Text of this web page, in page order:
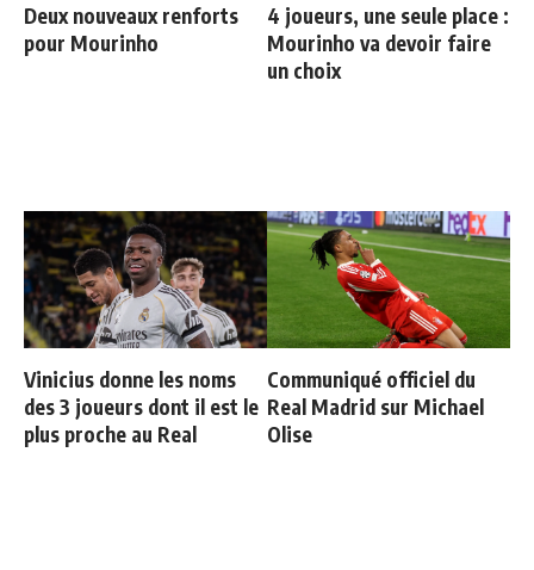
Deux nouveaux renforts
pour Mourinho
4 joueurs, une seule place :
Mourinho va devoir faire
un choix
Vinicius donne les noms
des 3 joueurs dont il est le
plus proche au Real
Communiqué officiel du
Real Madrid sur Michael
Olise